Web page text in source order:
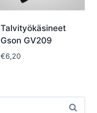
Talvityökäsineet
Gson GV209
€6,20
Haku